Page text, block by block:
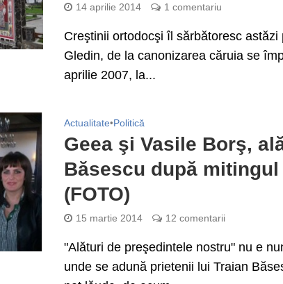
14 aprilie 2014 1 comentariu
Creştinii ortodocşi îl sărbătoresc
Gledin, de la canonizarea căruia se
aprilie 2007, la...
Actualitate•Politică
Geea şi Vasile Borş,
Băsescu după
(FOTO)
15 martie 2014 12 comentarii
"Alături de preşedintele nostru" nu e
unde se adună prietenii lui Traian